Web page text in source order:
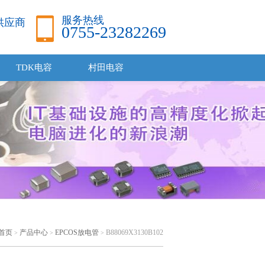
应商 服务热线
0755-23282269
TDK电容 村田电容
页 > 产品中心 > EPCOS放电管 > B88069X3130B102